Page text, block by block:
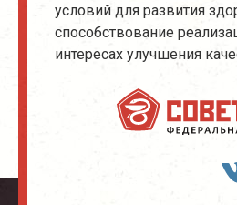
условий для развития
способствование
интересах улучшения